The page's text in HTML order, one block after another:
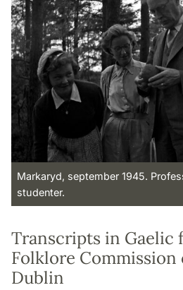
Markaryd, september 1945.
studenter.
Transcripts in Gaelic
Folklore
Dublin